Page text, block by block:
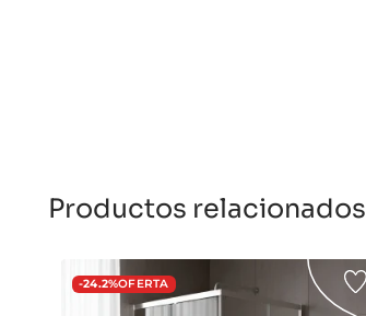
Productos relacionados
-24.2%OFERTA